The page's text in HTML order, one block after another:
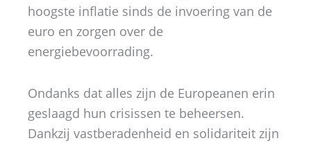
hoogste inflatie sinds de invoering van de
euro en zorgen over de
energiebevoorrading.
Ondanks dat alles zijn de Europeanen erin
geslaagd hun crisissen te beheersen.
Dankzij vastberadenheid en solidariteit zijn